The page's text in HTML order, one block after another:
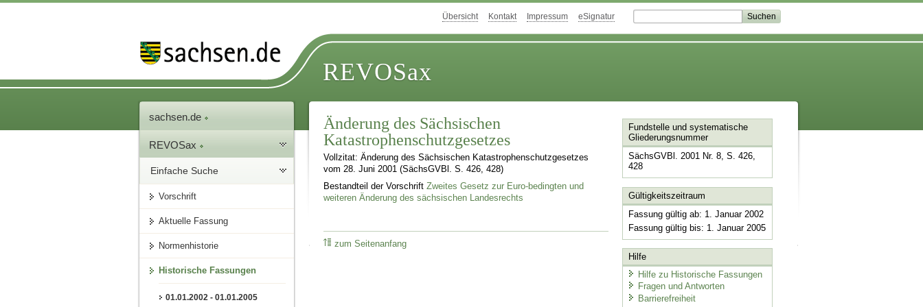
Übersicht Kontakt Impressum eSignatur
REVOSax
sachsen.de
REVOSax
Einfache Suche
Vorschrift
Aktuelle Fassung
Normenhistorie
Historische Fassungen
01.01.2002 - 01.01.2005
Änderung des Sächsischen
Katastrophenschutzgesetzes
Vollzitat: Änderung des Sächsischen Katastrophenschutzgesetzes
vom 28. Juni 2001 (SächsGVBl. S. 426, 428)
Bestandteil der VorschriftZweites Gesetz zur Euro-bedingten und
weiteren Änderung des sächsischen Landesrechts
zum Seitenanfang
Fundstelle und systematische
Gliederungsnummer
SächsGVBl. 2001 Nr. 8, S. 426,
428
Gültigkeitszeitraum
Fassung gültig ab: 1. Januar 2002
Fassung gültig bis: 1. Januar 2005
Hilfe
Hilfe zu Historische Fassungen
Fragen und Antworten
Barrierefreiheit